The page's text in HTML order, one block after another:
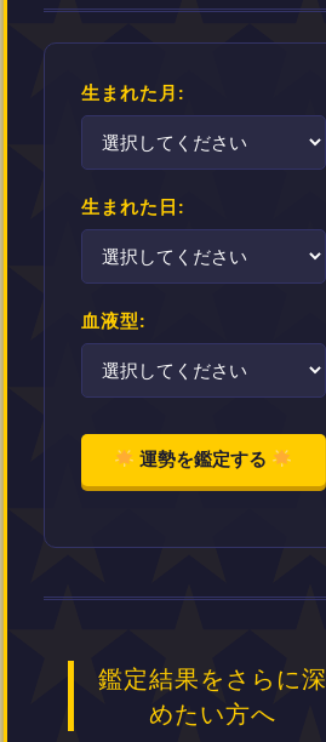
生まれた月:
生まれた日:
血液型:
運勢を鑑定する
鑑定結果をさらに深
めたい方へ